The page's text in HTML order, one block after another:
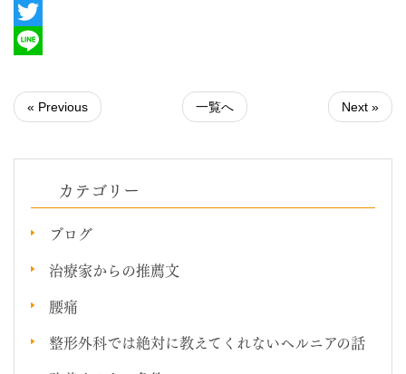
Facebook
Twitter
« Previous 一覧へ Next »
カテゴリー
ブログ
治療家からの推薦文
腰痛
整形外科では絶対に教えてくれないヘルニアの話